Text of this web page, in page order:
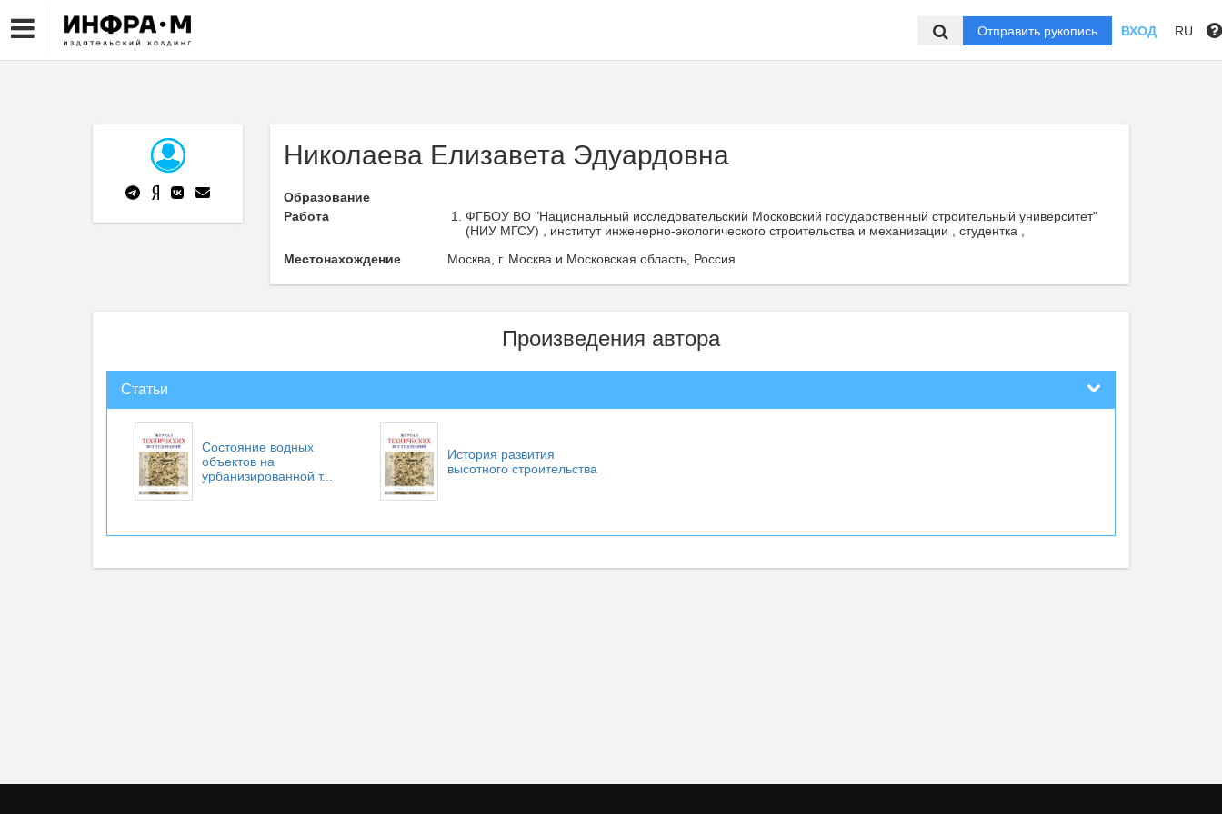
Отправить рукопись ВХОД RU
Николаева Елизавета Эдуардовна
Образование
Работа
ФГБОУ ВО "Национальный исследовательский Московский государственный строительный университет"
(НИУ МГСУ) , институт инженерно-экологического строительства и механизации , студентка ,
Местонахождение
Москва, г. Москва и Московская область, Россия
Произведения автора
Статьи
Состояние водных
объектов на
урбанизированной т...
История развития
высотного строительства